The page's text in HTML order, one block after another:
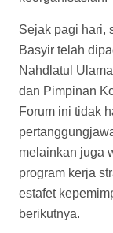
Sejak pagi hari,
Basyir telah
Nahdlatul
dan Pimpinan
Forum ini tidak
melainkan juga
program kerja
estafet
berikutnya.